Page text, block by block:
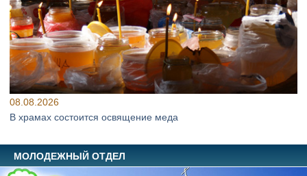
08.08.2026
В храмах состоится освящение меда
МОЛОДЕЖНЫЙ ОТДЕЛ